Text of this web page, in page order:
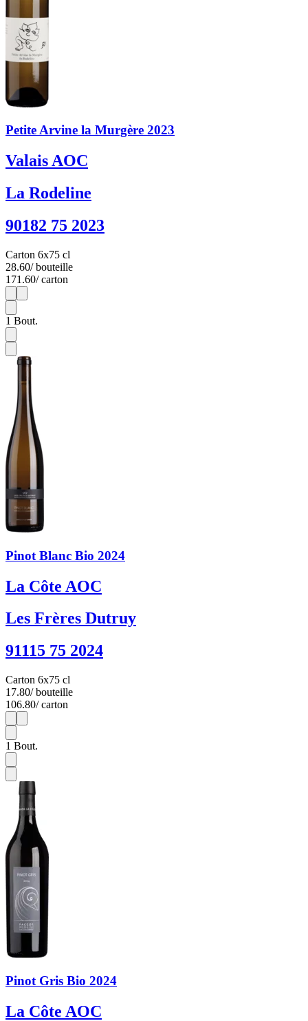
Petite Arvine la Murgère 2023
Valais AOC
La Rodeline
90182 75 2023
Carton 6x75 cl
28.60/ bouteille
171.60/ carton
1
1 Bout.
Pinot Blanc Bio 2024
La Côte AOC
Les Frères Dutruy
91115 75 2024
Carton 6x75 cl
17.80/ bouteille
106.80/ carton
1
1 Bout.
Pinot Gris Bio 2024
La Côte AOC